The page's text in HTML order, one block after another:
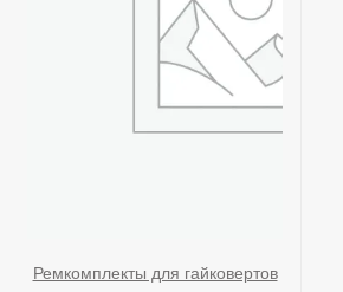
Ремкомплекты для гайковертов